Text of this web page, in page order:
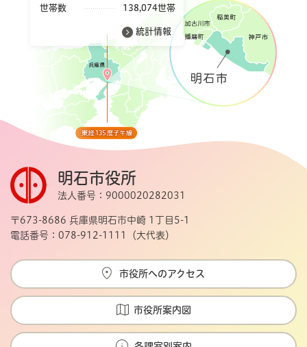
世帯数
138,074世帯
統計情報
明石市役所
法人番号：9000020282031
〒673-8686 兵庫県明石市中崎 1丁目5-1
電話番号：078-912-1111（大代表）
市役所へのアクセス
市役所案内図